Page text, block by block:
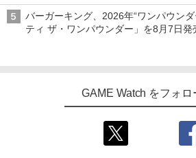
バーガーキング、2026年“ワンパウン
ティ ザ・ワンパウンダー」を8月7日発
GAME Watch をフォロ